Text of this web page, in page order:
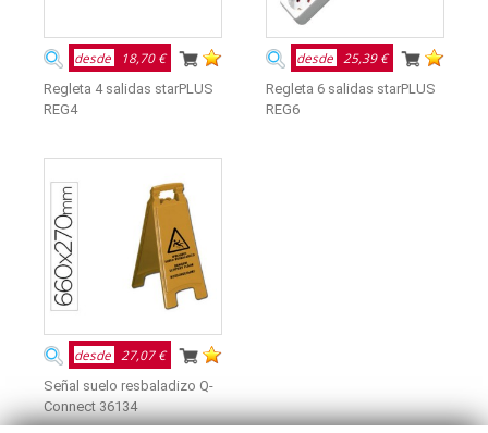
desde 18,70 €
Regleta 4 salidas starPLUS
REG4
desde 25,39 €
Regleta 6 salidas starPLUS
REG6
desde 27,07 €
Señal suelo resbaladizo Q-
Connect 36134